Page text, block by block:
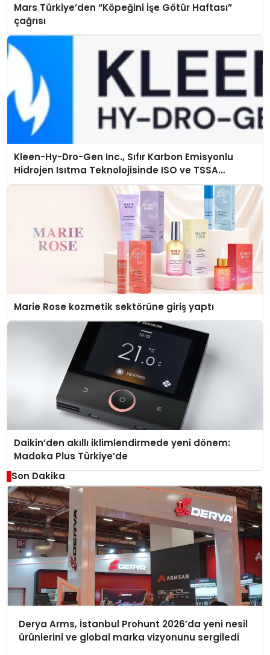
Mars Türkiye’den “Köpeğini İşe Götür Haftası”
çağrısı
Kleen-Hy-Dro-Gen Inc., Sıfır Karbon Emisyonlu
Hidrojen Isıtma Teknolojisinde ISO ve TSSA
Düzenleyici Onaylarını Aldı
Marie Rose kozmetik sektörüne giriş yaptı
Daikin’den akıllı iklimlendirmede yeni dönem:
Madoka Plus Türkiye’de
Son Dakika
Derya Arms, İstanbul Prohunt 2026’da yeni nesil
ürünlerini ve global marka vizyonunu sergiledi